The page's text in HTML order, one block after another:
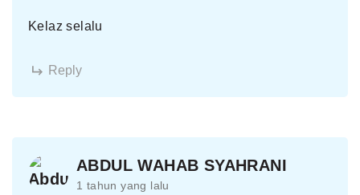
Kelaz selalu
Reply
ABDUL WAHAB SYAHRANI
1 tahun yang lalu